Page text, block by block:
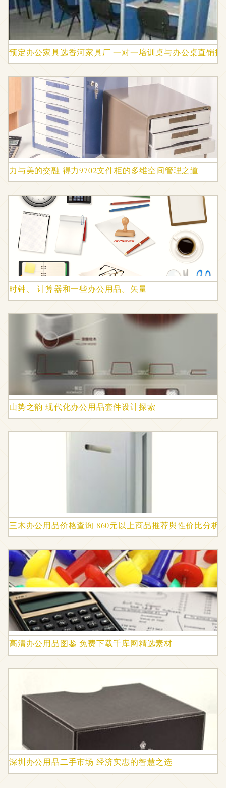
预定办公家具选香河家具厂 一对一培训桌与办公桌直销指
力与美的交融 得力9702文件柜的多维空间管理之道
时钟、 计算器和一些办公用品。矢量
山势之韵 现代化办公用品套件设计探索
三木办公用品价格查询 860元以上商品推荐與性价比分析
高清办公用品图鉴 免费下载千库网精选素材
深圳办公用品二手市场 经济实惠的智慧之选